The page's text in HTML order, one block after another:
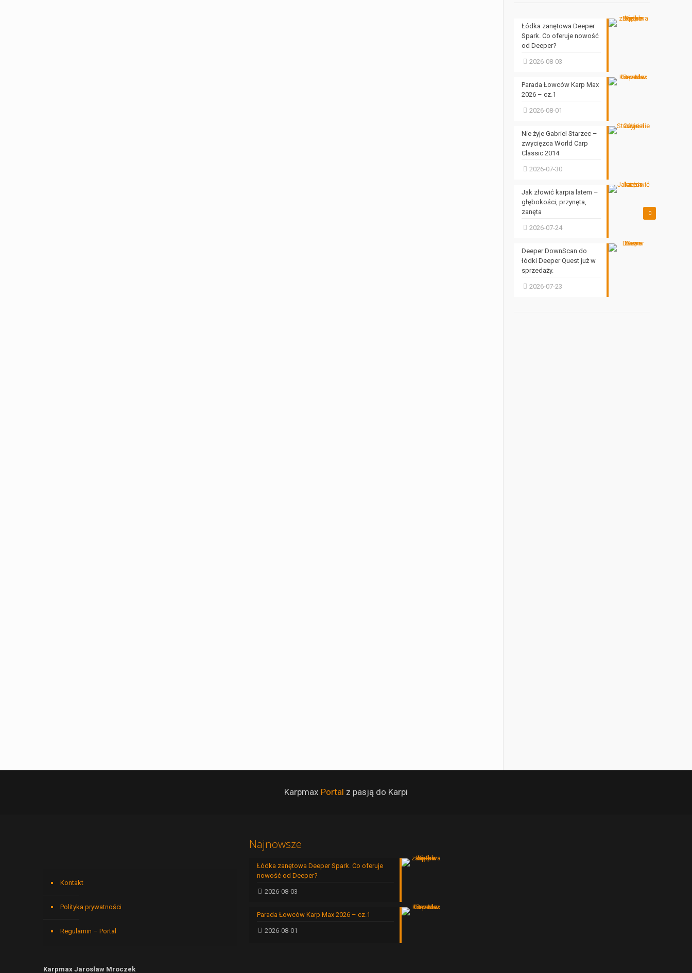
Łódka zanętowa Deeper
Spark. Co oferuje nowość
od Deeper?
2026-08-03
Parada Łowców Karp Max
2026 – cz.1
2026-08-01
Nie żyje Gabriel Starzec –
zwycięzca World Carp
Classic 2014
2026-07-30
0
Jak złowić karpia latem –
głębokości, przynęta,
zanęta
2026-07-24
Deeper DownScan do
łódki Deeper Quest już w
sprzedaży.
2026-07-23
Karpmax Portal z pasją do Karpi
Kontakt
Polityka prywatności
Regulamin – Portal
Karpmax Jarosław Mroczek
Najnowsze
Łódka zanętowa Deeper Spark. Co oferuje
nowość od Deeper?
2026-08-03
Parada Łowców Karp Max 2026 – cz.1
2026-08-01